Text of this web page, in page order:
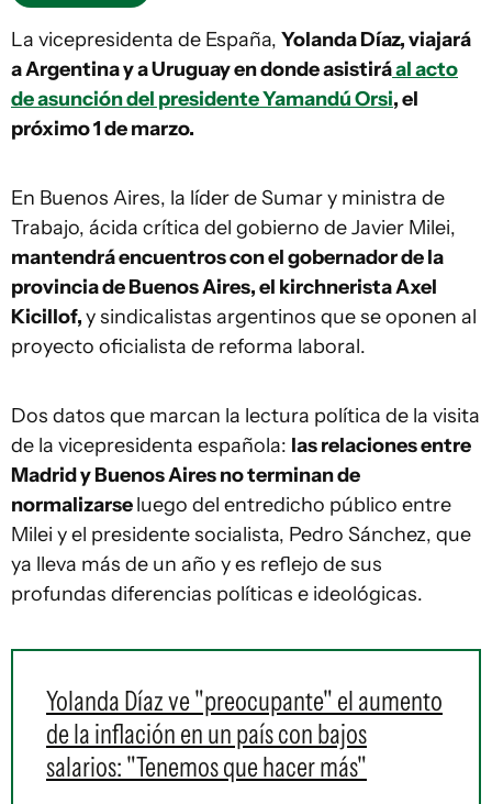
La vicepresidenta de España, Yolanda Díaz, viajará
a Argentina y a Uruguay en donde asistiráal acto
de asunción del presidente Yamandú Orsi, el
próximo 1 de marzo.
En Buenos Aires, la líder de Sumar y ministra de
Trabajo, ácida crítica del gobierno de Javier Milei,
mantendrá encuentros con el gobernador de la
provincia de Buenos Aires, el kirchnerista Axel
Kicillof,y sindicalistas argentinos que se oponen al
proyecto oficialista de reforma laboral.
Dos datos que marcan la lectura política de la visita
de la vicepresidenta española: las relaciones entre
Madrid y Buenos Aires no terminan de
normalizarseluego del entredicho público entre
Milei y el presidente socialista, Pedro Sánchez, que
ya lleva más de un año y es reflejo de sus
profundas diferencias políticas e ideológicas.
Yolanda Díaz ve "preocupante" el aumento
de la inflación en un país con bajos
salarios: "Tenemos que hacer más"